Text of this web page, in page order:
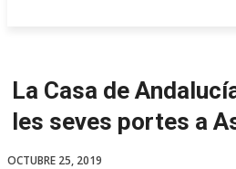
La Casa de
les seves portes a
OCTUBRE 25, 2019